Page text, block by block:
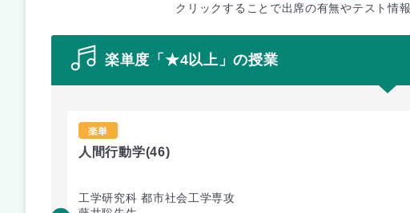
クリックすることで出席の有無やテスト情
楽単度「★4以上」の授業
楽単
人間行動学(46)
工学研究科 都市社会工学専攻